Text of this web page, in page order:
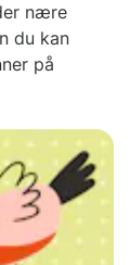
nære
du kan
på